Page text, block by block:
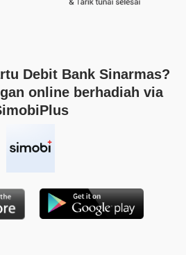
Debit Bank Sinarmas?
online berhadiah via